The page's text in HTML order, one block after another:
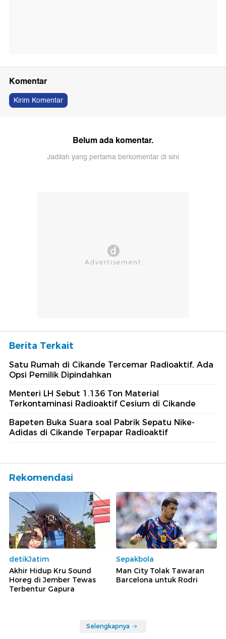
Komentar
Kirim Komentar
Belum ada komentar.
Jadilah yang pertama berkomentar di sini
Berita Terkait
Satu Rumah di Cikande Tercemar Radioaktif, Ada
Opsi Pemilik Dipindahkan
Menteri LH Sebut 1.136 Ton Material
Terkontaminasi Radioaktif Cesium di Cikande
Bapeten Buka Suara soal Pabrik Sepatu Nike-
Adidas di Cikande Terpapar Radioaktif
Rekomendasi
detikJatim
Akhir Hidup Kru Sound
Horeg di Jember Tewas
Terbentur Gapura
Sepakbola
Man City Tolak Tawaran
Barcelona untuk Rodri
Selengkapnya